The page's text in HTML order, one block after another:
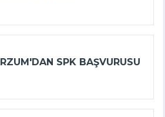
SPK BAŞVURUSU